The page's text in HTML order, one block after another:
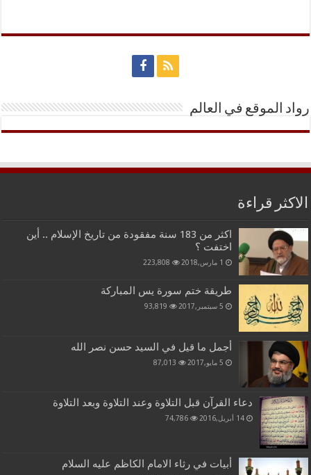
رواد الموقع في العالم
الاكثر قراءة
اكثر من 183 سنة مفقودة من تاريخ الإسلام .. أين
اختفت ؟
1 مارس,2018 223,808
طريقة ختم سورة يس المباركة
5 سبتمبر,2017 93,819
أجمل ما قيل في السيد حسن نصر الله
5 مايو,2017 87,013
دعاء القرآن قبل التلاوة وعند التلاوة وبعد التلاوة
14 أبريل,2016 74,786
أبيات في رثاء الامام الكاظم عليه السلام